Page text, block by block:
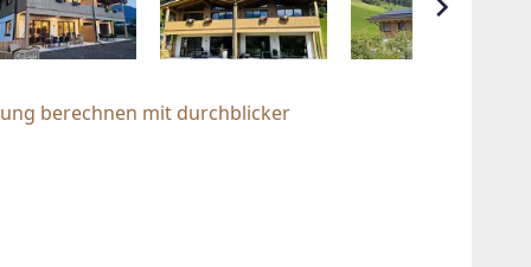
berechnen mit durchblicker